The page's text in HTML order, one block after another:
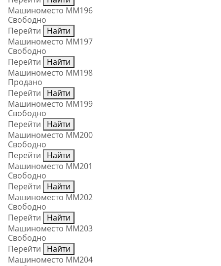
Машиноместо ММ196
Свободно
Перейти
Найти
Машиноместо ММ197
Свободно
Перейти
Найти
Машиноместо ММ198
Продано
Перейти
Найти
Машиноместо ММ199
Свободно
Перейти
Найти
Машиноместо ММ200
Свободно
Перейти
Найти
Машиноместо ММ201
Свободно
Перейти
Найти
Машиноместо ММ202
Свободно
Перейти
Найти
Машиноместо ММ203
Свободно
Перейти
Найти
Машиноместо ММ204